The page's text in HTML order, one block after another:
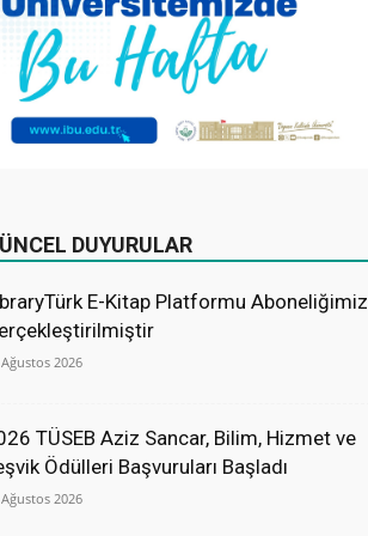
DUYURULAR
E-Kitap Platformu Aboneliğimiz
2026
TÜSEB Aziz Sancar, Bilim, Hizmet ve
Ödülleri Başvuruları Başladı
2026